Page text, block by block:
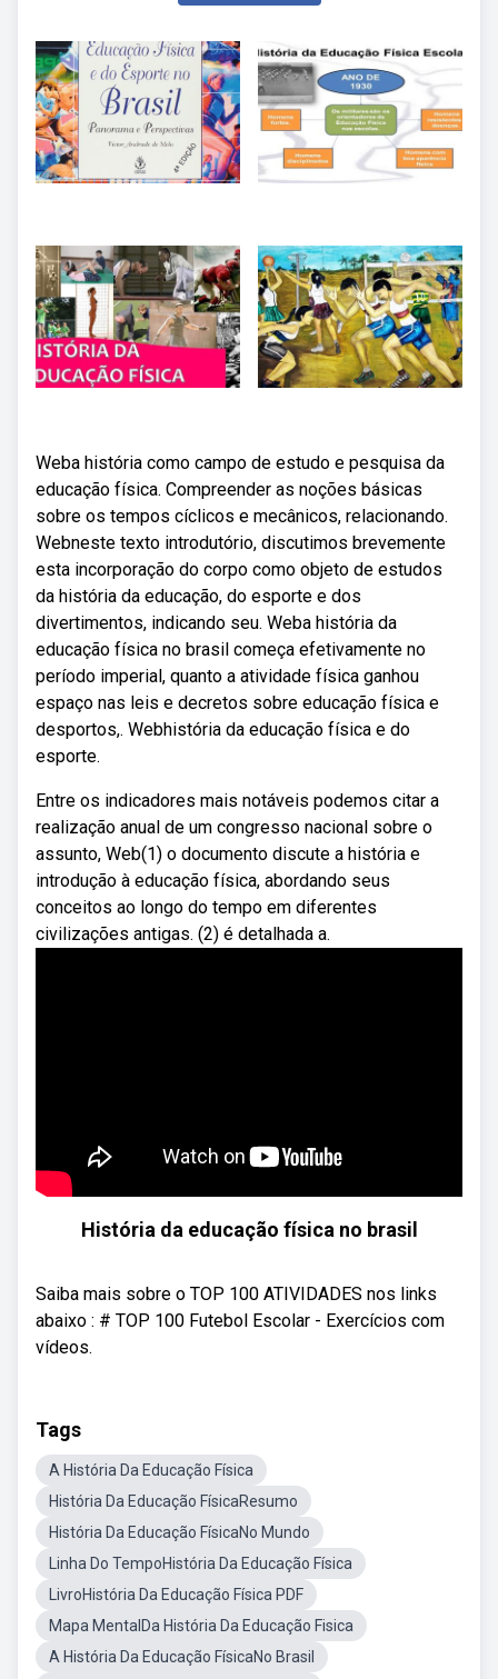
Weba história como campo de estudo e pesquisa da
educação física. Compreender as noções básicas
sobre os tempos cíclicos e mecânicos, relacionando.
Webneste texto introdutório, discutimos brevemente
esta incorporação do corpo como objeto de estudos
da história da educação, do esporte e dos
divertimentos, indicando seu. Weba história da
educação física no brasil começa efetivamente no
período imperial, quanto a atividade física ganhou
espaço nas leis e decretos sobre educação física e
desportos,. Webhistória da educação física e do
esporte.
Entre os indicadores mais notáveis podemos citar a
realização anual de um congresso nacional sobre o
assunto, Web(1) o documento discute a história e
introdução à educação física, abordando seus
conceitos ao longo do tempo em diferentes
civilizações antigas. (2) é detalhada a.
História da educação física no brasil
Saiba mais sobre o TOP 100 ATIVIDADES nos links
abaixo : # TOP 100 Futebol Escolar - Exercícios com
vídeos.
Tags
A História Da Educação Física
História Da Educação FísicaResumo
História Da Educação FísicaNo Mundo
Linha Do TempoHistória Da Educação Física
LivroHistória Da Educação Física PDF
Mapa MentalDa História Da Educação Fisica
A História Da Educação FísicaNo Brasil